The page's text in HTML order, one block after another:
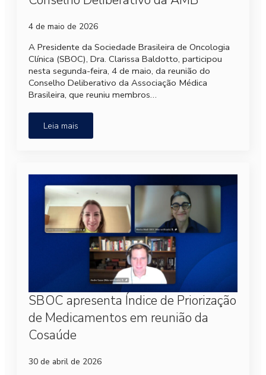
4 de maio de 2026
A Presidente da Sociedade Brasileira de Oncologia
Clínica (SBOC), Dra. Clarissa Baldotto, participou
nesta segunda-feira, 4 de maio, da reunião do
Conselho Deliberativo da Associação Médica
Brasileira, que reuniu membros…
Leia mais
SBOC apresenta Índice de Priorização
de Medicamentos em reunião da
Cosaúde
30 de abril de 2026